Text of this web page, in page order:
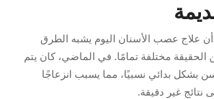
علاج عصب الأسنان اليوم يشبه الطرق
الحقيقة مختلفة تمامًا. في الماضي، كان يتم
بشكل بدائي نسبيًا، مما يسبب انزعاجًا
نتائج غير دقيقة.